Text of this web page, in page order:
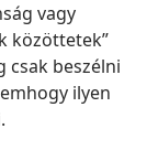
vagy
közöttetek”
csak beszélni
ilyen